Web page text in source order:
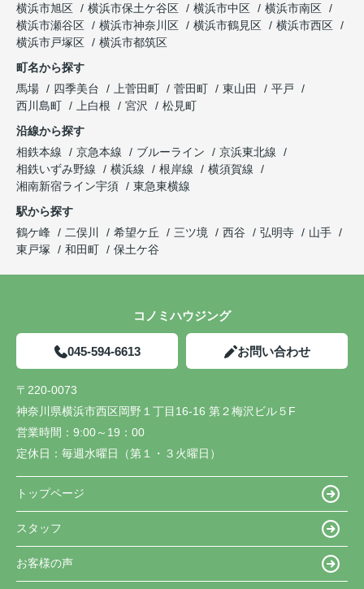
横浜市旭区
横浜市保土ケ谷区 横浜市中区
横浜市南区
横浜市瀬谷区
横浜市神奈川区 横浜市鶴見区
横浜市西区
横浜市戸塚区
横浜市都筑区
町名から探す
馬場
四季美台 上菅田町 菅田町 東山田
平戸
西川島町
上白根 宮沢
松見町
沿線から探す
相鉄本線
京急本線 ブルーライン
京浜東北線
相鉄いずみ野線
横浜線 根岸線
横須賀線
湘南新宿ライン宇須
東急東横線
駅から探す
鶴ケ峰
二俣川 希望ケ丘 三ツ境 西谷 弘明寺
山手
東戸塚
和田町 保土ケ谷
コノミハウジング
045-594-6613 お問い合わせ
〒220-0073
神奈川県横浜市西区岡野１丁目16-16 第２梅沢ビル５F
営業時間： 9:00～19：00
定休日： 毎週水曜日（第１・３火曜日）
トップページ
スタッフ
お客様の声